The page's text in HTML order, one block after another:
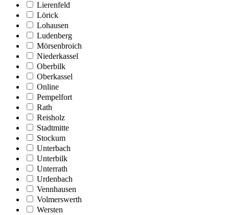
Lierenfeld
Lörick
Lohausen
Ludenberg
Mörsenbroich
Niederkassel
Oberbilk
Oberkassel
Online
Pempelfort
Rath
Reisholz
Stadtmitte
Stockum
Unterbach
Unterbilk
Unterrath
Urdenbach
Vennhausen
Volmerswerth
Wersten